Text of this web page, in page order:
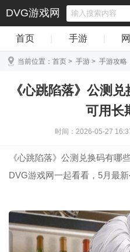
DVG游戏网
首页 手游
当前位置： 首页 > 手游 > 手游攻略
《心跳陷落》公测
可用长
时间：2026-05-27
《心跳陷落》公测兑换码有哪
DVG游戏网一起看看，5月最